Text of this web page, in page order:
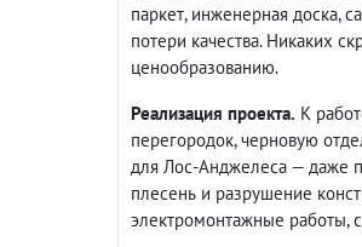
паркет, инженерная доска,
потери качества. Никаких
ценообразованию.
Реализация проекта. К
перегородок, черновую
для Лос-Анджелеса — даже
плесень и разрушение
электромонтажные работы,